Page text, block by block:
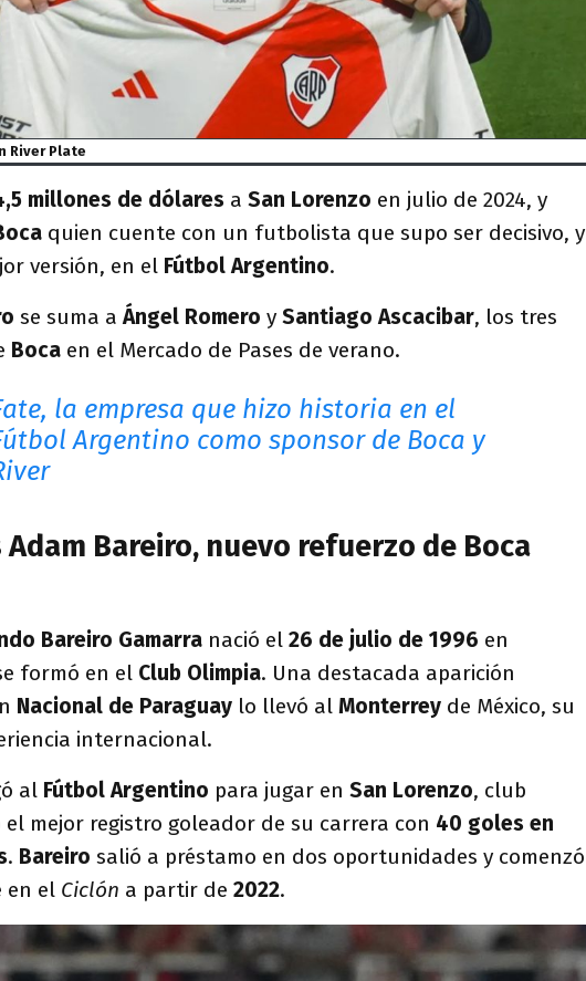
River Plate
millones de dólares a San Lorenzo en julio de 2024, y
quien cuente con un futbolista que supo ser decisivo, y
versión, en el Fútbol Argentino.
se suma a Ángel Romero y Santiago Ascacibar, los tres
Boca en el Mercado de Pases de verano.
la empresa que hizo historia en el
Argentino como sponsor de Boca y
Adam Bareiro, nuevo refuerzo de Boca
Bareiro Gamarra nació el 26 de julio de 1996 en
formó en el Club Olimpia. Una destacada aparición
Nacional de Paraguay lo llevó al Monterrey de México, su
internacional.
al Fútbol Argentino para jugar en San Lorenzo, club
mejor registro goleador de su carrera con 40 goles en
. Bareiro salió a préstamo en dos oportunidades y comenzó
en el Ciclón a partir de 2022.